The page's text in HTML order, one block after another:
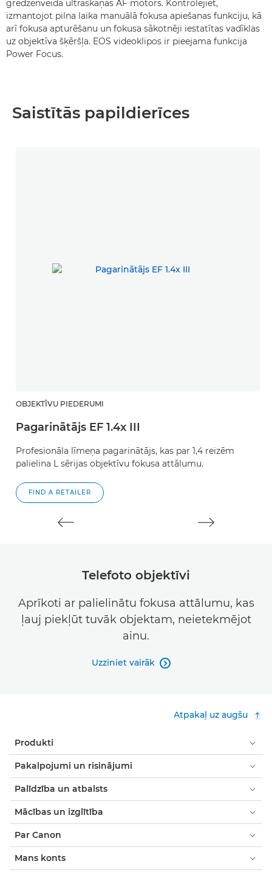
gredzenveida ultraskaņas AF motors. Kontrolējiet,
izmantojot pilna laika manuālā fokusa apiešanas funkciju, kā
arī fokusa apturēšanu un fokusa sākotnēji iestatītas vadīklas
uz objektīva šķēršļa. EOS videoklipos ir pieejama funkcija
Power Focus.
Saistītās papildierīces
OBJEKTĪVU PIEDERUMI
Pagarinātājs EF 1.4x III
Profesionāla līmeņa pagarinātājs, kas par 1,4 reizēm
palielina L sērijas objektīvu fokusa attālumu.
FIND A RETAILER
Telefoto objektīvi
Aprīkoti ar palielinātu fokusa attālumu, kas
ļauj piekļūt tuvāk objektam, neietekmējot
ainu.
Uzziniet vairāk 
Atpakaļ uz augšu
Produkti
Pakalpojumi un risinājumi
Palīdzība un atbalsts
Mācības un izglītība
Par Canon
Mans konts